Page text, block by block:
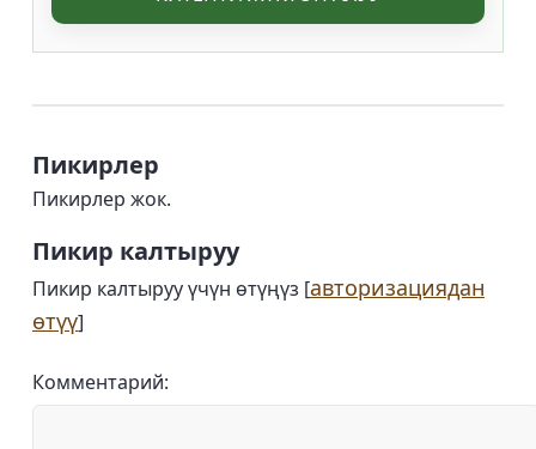
Пикирлер
Пикирлер жок.
Пикир калтыруу
Пикир калтыруу үчүн өтүңүз [авторизациядан
өтүү]
Комментарий: